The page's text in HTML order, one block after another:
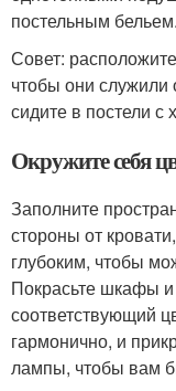
постельным бельем.
Совет:
чтобы они
сидите в постели с
Окружите себя
Заполните
стороны от
глубоким, чтобы
Покрасьте шкафы и
соответствующий
гармонично, и
лампы, чтобы вам